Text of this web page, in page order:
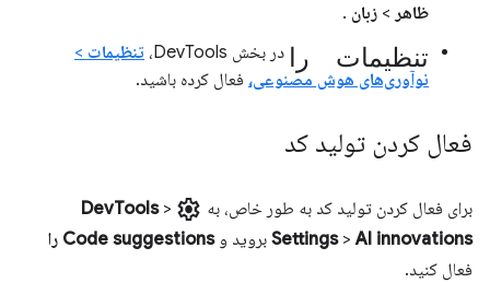
ظاهر > زبان .
تنظیمات را در بخش DevTools، تنظیمات >
نوآوری‌های هوش مصنوعی، فعال کرده باشید.
فعال کردن تولید کد
برای فعال کردن تولید کد به طور خاص، به DevTools> settings
Settings>AI innovations بروید وCode suggestions را
فعال کنید.